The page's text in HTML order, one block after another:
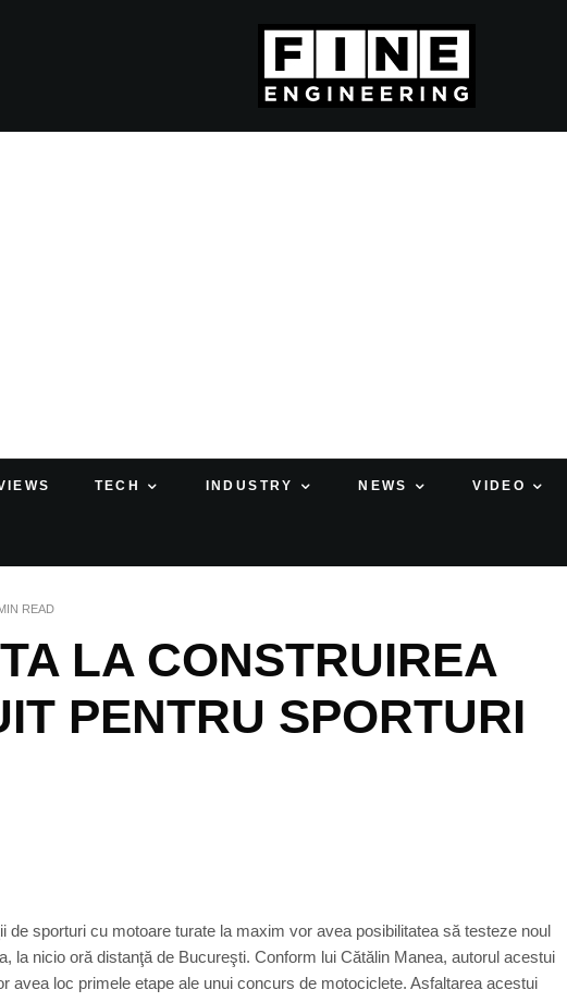
TECH INDUSTRY NEWS VIDEO
READ
LA CONSTRUIREA
PENTRU SPORTURI
de sporturi cu motoare turate la maxim vor avea posibilitatea să testeze noul
la nicio oră distanţă de Bucureşti. Conform lui Cătălin Manea, autorul acestui
avea loc primele etape ale unui concurs de motociclete. Asfaltarea acestui